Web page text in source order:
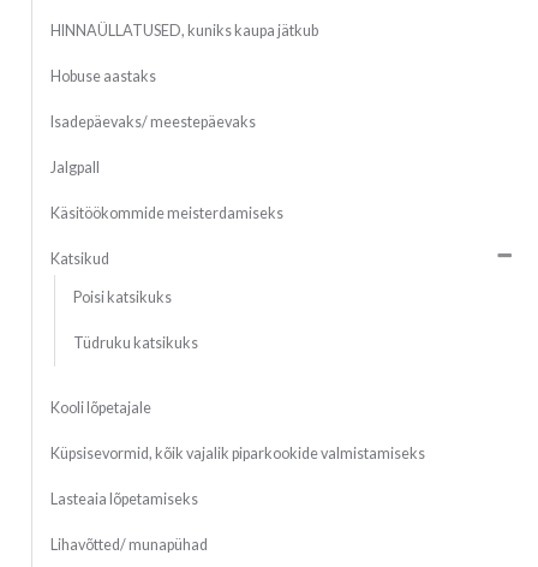
HINNAÜLLATUSED, kuniks kaupa jätkub
Hobuse aastaks
Isadepäevaks/ meestepäevaks
Jalgpall
Käsitöökommide meisterdamiseks
Katsikud
Poisi katsikuks
Tüdruku katsikuks
Kooli lõpetajale
Küpsisevormid, kõik vajalik piparkookide valmistamiseks
Lasteaia lõpetamiseks
Lihavõtted/ munapühad